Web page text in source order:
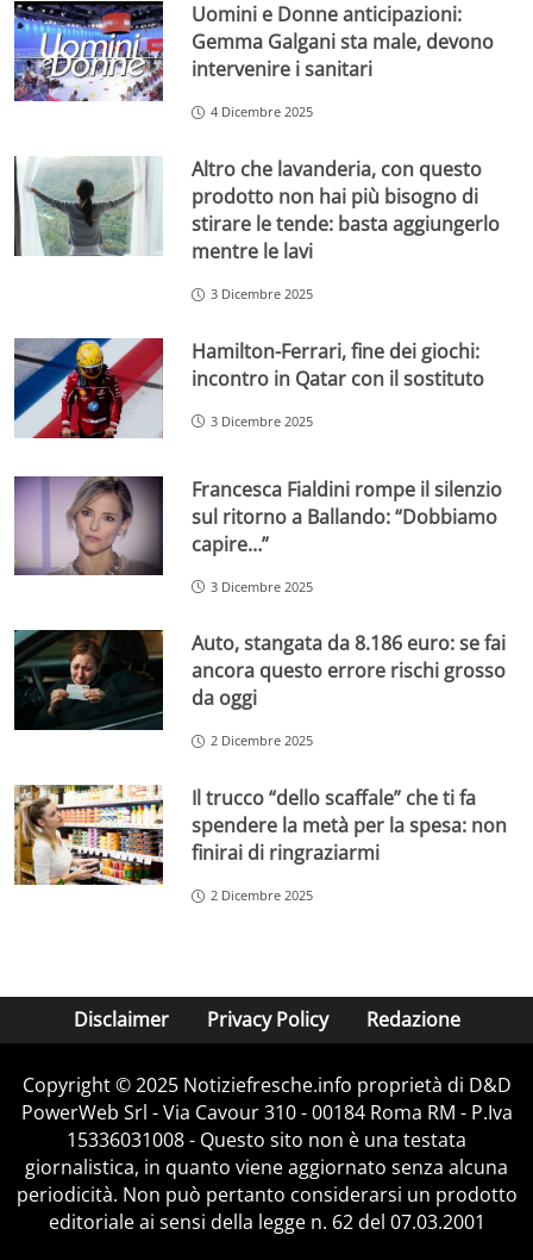
Uomini e Donne anticipazioni:
Gemma Galgani sta male, devono
intervenire i sanitari
4 Dicembre 2025
Altro che lavanderia, con questo
prodotto non hai più bisogno di
stirare le tende: basta aggiungerlo
mentre le lavi
3 Dicembre 2025
Hamilton-Ferrari, fine dei giochi:
incontro in Qatar con il sostituto
3 Dicembre 2025
Francesca Fialdini rompe il silenzio
sul ritorno a Ballando: “Dobbiamo
capire…”
3 Dicembre 2025
Auto, stangata da 8.186 euro: se fai
ancora questo errore rischi grosso
da oggi
2 Dicembre 2025
Il trucco “dello scaffale” che ti fa
spendere la metà per la spesa: non
finirai di ringraziarmi
2 Dicembre 2025
Disclaimer Privacy Policy Redazione
Copyright © 2025 Notiziefresche.info proprietà di D&D
PowerWeb Srl - Via Cavour 310 - 00184 Roma RM - P.Iva
15336031008 - Questo sito non è una testata
giornalistica, in quanto viene aggiornato senza alcuna
periodicità. Non può pertanto considerarsi un prodotto
editoriale ai sensi della legge n. 62 del 07.03.2001